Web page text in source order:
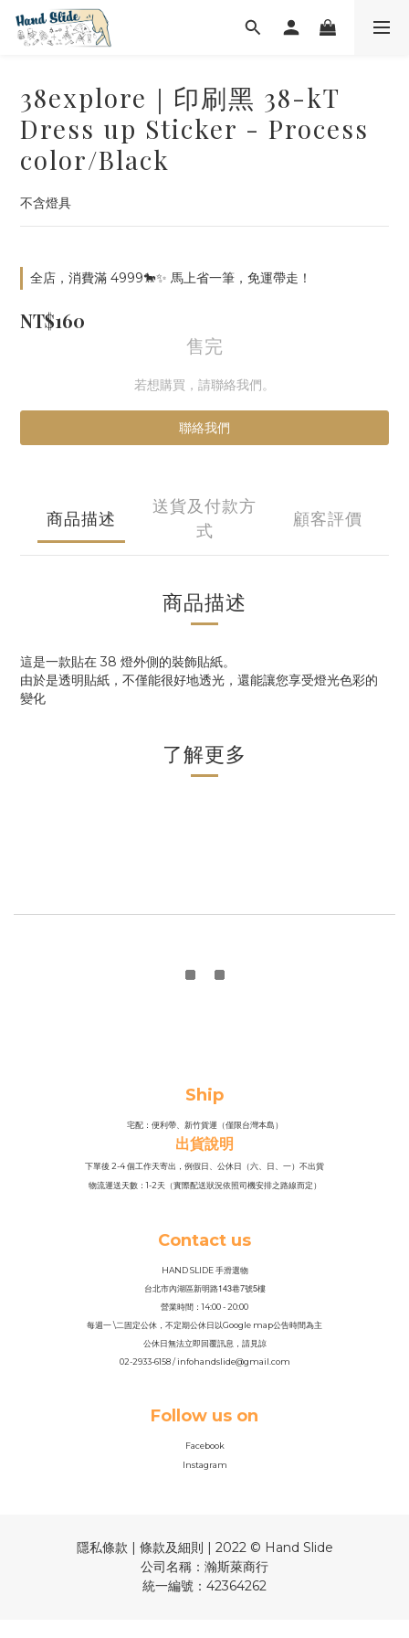
38explore｜印刷黑 38-kT
Dress up Sticker - Process
color/Black
不含燈具
全店，消費滿 4999🐎✨ 馬上省一筆，免運帶走！
NT$160
售完
若想購買，請聯絡我們。
聯絡我們
商品描述
送貨及付款方
式
顧客評價
商品描述
這是一款貼在 38 燈外側的裝飾貼紙。
由於是透明貼紙，不僅能很好地透光，還能讓您享受燈光色彩的
變化
了解更多
Ship
宅配：便利帶、新竹貨運（僅限台灣本島）
出貨說明
下單後 2-4 個工作天寄出，例假日、公休日（六、日、一）不出貨
物流運送天數：1-2天（實際配送狀況依照司機安排之路線而定）
Contact us
HAND SLIDE 手滑選物
台北市內湖區新明路143巷7號5樓
營業時間：14:00 - 20:00
每週一 \二固定公休，不定期公休日以Google map公告時間為主
公休日無法立即回覆訊息，請見諒
02-2933-6158 / infohandslide@gmail.com
Follow us on
Facebook
Instagram
隱私條款 | 條款及細則 | 2022 © Hand Slide
公司名稱：瀚斯萊商行
統一編號：42364262